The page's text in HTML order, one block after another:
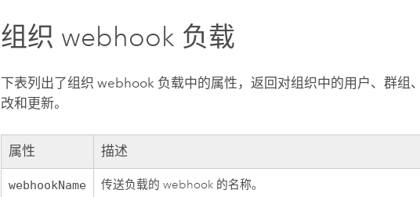
组织 webhook 负载
下表列出了组织 webhook 负载中的属性，返回对组织中的用户、群组
改和更新。
属性 描述
webhookName 传送负载的 webhook 的名称。